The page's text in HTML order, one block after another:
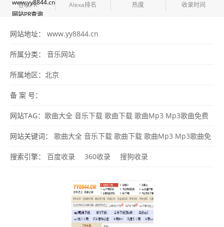
谷歌PR Alexa排名 热度
收录时间
网站地址： www.yy8844.cn
所属分类： 音乐网站
所属地区： 北京
备 案 号：
网站TAG： 歌曲大全 音乐下载 歌曲下载 歌曲Mp3 Mp3歌曲免费
下载 歌曲试听
网站关键词： 歌曲大全 音乐下载 歌曲下载 歌曲Mp3 Mp3歌曲免
费下载
搜索引擎： 百度收录 360收录 搜狗收录